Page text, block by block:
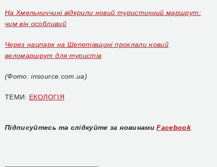
На Хмельниччині відкрили новий туристичний маршрут:
чим він особливий
Через нацпарк на Шепетівщині проклали новий
веломаршрут для туристів
(Фото: insource.com.ua)
ТЕМИ: ЕКОЛОГІЯ
Підписуйтесь та слідкуйте за новинами Facebook